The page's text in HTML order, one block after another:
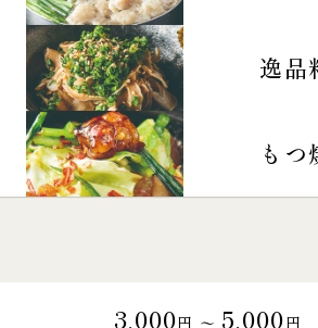
逸品
もつ
3,000円 〜 5,000円